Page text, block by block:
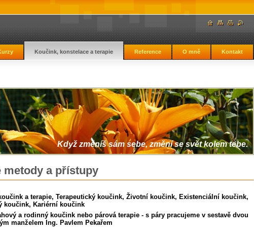
Koučink, konstelace a terapie Reference O mně Kontakt
Když změníš sám sebe, změní se svět kolem tebe.
metody a přístupy
a terapie, Terapeutický koučink, Životní koučink, Existenciální koučink,
koučink, Kariérní koučink
a rodinný koučink nebo párová terapie - s páry pracujeme v sestavě dvou
manželem Ing. Pavlem Pekařem